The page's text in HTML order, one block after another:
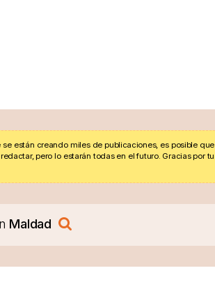
están creando miles de publicaciones, es posible que
pero lo estarán todas en el futuro. Gracias por tu
Maldad